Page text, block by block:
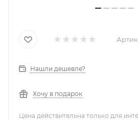
Нашли дешевле?
Хочу в подарок
Цена действительна только для